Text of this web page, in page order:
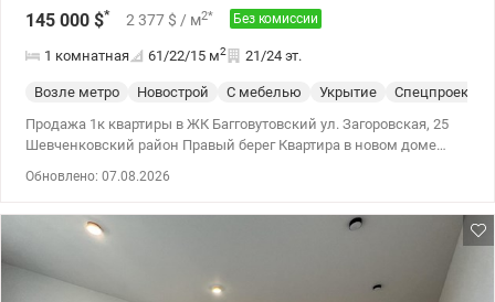
145 000 $* 2 377 $ / м2* Без комиссии
1 комнатная 61/22/15 м2 21/24 эт.
Возле метро Новострой С мебелью Укрытие Спецпроект
Продажа 1к квартиры в ЖК Багговутовский ул. Загоровская, 25
Шевченковский район Правый берег Квартира в новом доме
панорамными окнами Стильная квартира с качественным
холодильник, духовой шкаф, индукционная поверхность,
Обновлено: 07.08.2026